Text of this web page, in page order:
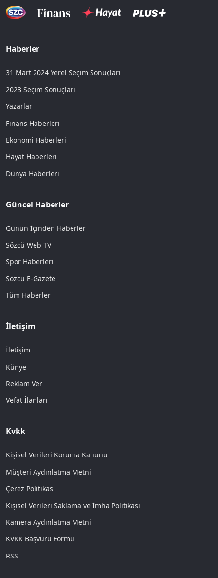
Haberler
31 Mart 2024 Yerel Seçim Sonuçları
2023 Seçim Sonuçları
Yazarlar
Finans Haberleri
Ekonomi Haberleri
Hayat Haberleri
Dünya Haberleri
Güncel Haberler
Günün İçinden Haberler
Sözcü Web TV
Spor Haberleri
Sözcü E-Gazete
Tüm Haberler
İletişim
İletişim
Künye
Reklam Ver
Vefat İlanları
Kvkk
Kişisel Verileri Koruma Kanunu
Müşteri Aydınlatma Metni
Çerez Politikası
Kişisel Verileri Saklama ve İmha Politikası
Kamera Aydınlatma Metni
KVKK Başvuru Formu
RSS